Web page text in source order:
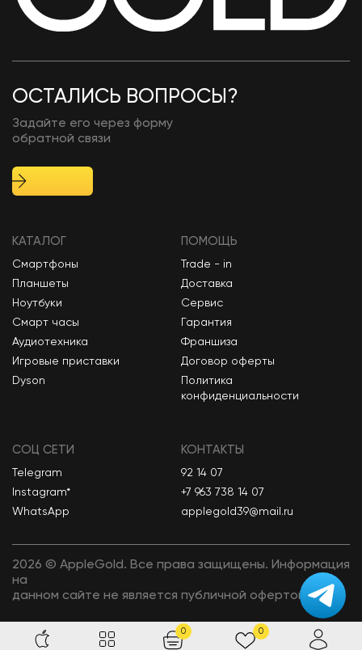
ОСТАЛИСЬ ВОПРОСЫ?
Задайте его через форму
обратной связи
КАТАЛОГ
Смартфоны
Планшеты
Ноутбуки
Смарт часы
Аудиотехника
Игровые приставки
Dyson
ПОМОЩЬ
Trade - in
Доставка
Сервис
Гарантия
Франшиза
Договор оферты
Политика
конфиденциальности
СОЦ СЕТИ
Telegram
Instagram*
WhatsApp
КОНТАКТЫ
92 14 07
+7 963 738 14 07
applegold39@mail.ru
2026 © AppleGold. Все права защищены. Информация
на
данном сайте не является публичной офертой.
Разработка сайта
Designation Studio
0 0